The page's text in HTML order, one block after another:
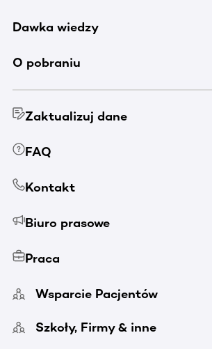
Dawka wiedzy
O pobraniu
Zaktualizuj dane
FAQ
Kontakt
Biuro prasowe
Praca
Wsparcie Pacjentów
Szkoły, Firmy & inne